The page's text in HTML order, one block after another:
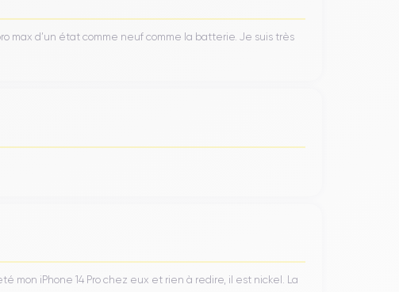
max d’un état comme neuf comme la batterie. Je suis très
mon iPhone 14 Pro chez eux et rien à redire, il est nickel. La